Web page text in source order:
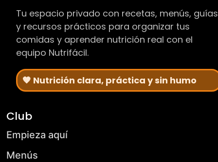
Tu espacio privado con recetas, menús, guías
y recursos prácticos para organizar tus
comidas y aprender nutrición real con el
equipo Nutrifácil.
🧡 Nutrición clara, práctica y sin humo
Club
Empieza aquí
Menús